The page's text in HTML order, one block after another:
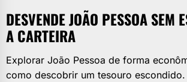
DESVENDE JOÃO PESSOA SEM
A CARTEIRA
Explorar João Pessoa de forma
como descobrir um tesouro escondido.